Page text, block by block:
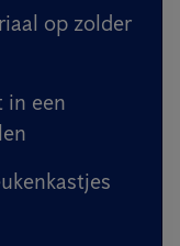
op zolder
in een